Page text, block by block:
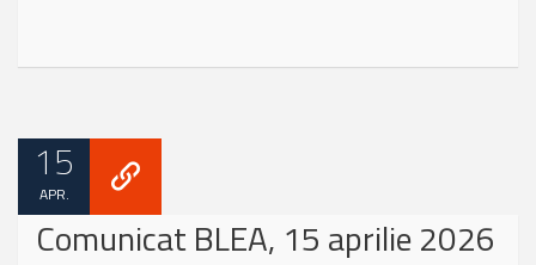
15
APR.
Comunicat BLEA, 15 aprilie 2026